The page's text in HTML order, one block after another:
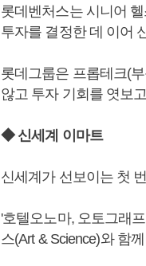
롯데벤처스는 시니어
투자를 결정한 데 이어
롯데그룹은 프롭테크(
않고 투자 기회를 엿보
◆ 신세계 이마트
신세계가 선보이는 첫
'호텔오노마, 오토그래
스(Art & Science)와 함